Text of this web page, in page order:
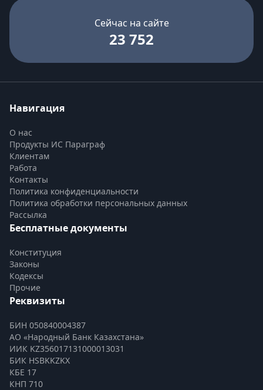
Сейчас на сайте
23 752
Навигация
О нас
Продукты ИС Параграф
Клиентам
Работа
Контакты
Политика конфиденциальности
Политика обработки персональных данных
Рассылка
Бесплатные документы
Конституция
Законы
Кодексы
Прочие
Реквизиты
БИН 050840004387
АО «Народный Банк Казахстана»
ИИК KZ356017131000013031
БИК HSBKKZKX
КБЕ 17
КНП 710